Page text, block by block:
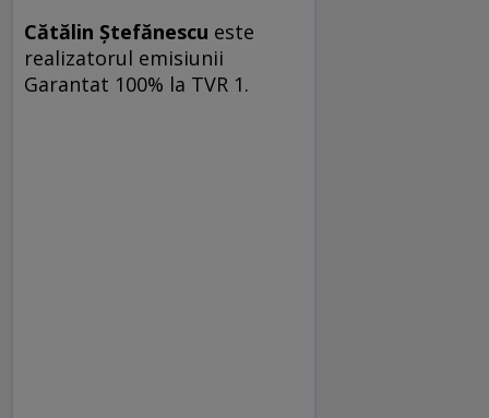
Cătălin Ștefănescu este
realizatorul e­mi­siu­nii
Garantat 100% la TVR 1.